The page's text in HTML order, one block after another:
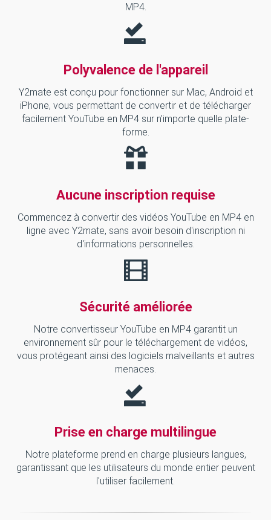
MP4.
Polyvalence de l'appareil
Y2mate est conçu pour fonctionner sur Mac, Android et
iPhone, vous permettant de convertir et de télécharger
facilement YouTube en MP4 sur n'importe quelle plate-
forme.
Aucune inscription requise
Commencez à convertir des vidéos YouTube en MP4 en
ligne avec Y2mate, sans avoir besoin d'inscription ni
d'informations personnelles.
Sécurité améliorée
Notre convertisseur YouTube en MP4 garantit un
environnement sûr pour le téléchargement de vidéos,
vous protégeant ainsi des logiciels malveillants et autres
menaces.
Prise en charge multilingue
Notre plateforme prend en charge plusieurs langues,
garantissant que les utilisateurs du monde entier peuvent
l'utiliser facilement.